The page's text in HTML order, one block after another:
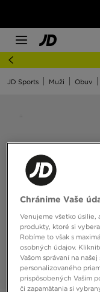
JD Sports Muži Obuv
Chránime Vaše
Venujeme všetko úsilie,
produkty, ktoré si
Robíme to však s
osobných údajov.
Vašom správaní na
personalizovaného
prispôsobených Vašim
či zapamätania si